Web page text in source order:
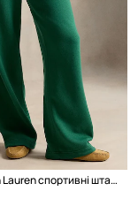
Polo Ralph Lauren спортивні штани з бавовною жіночі